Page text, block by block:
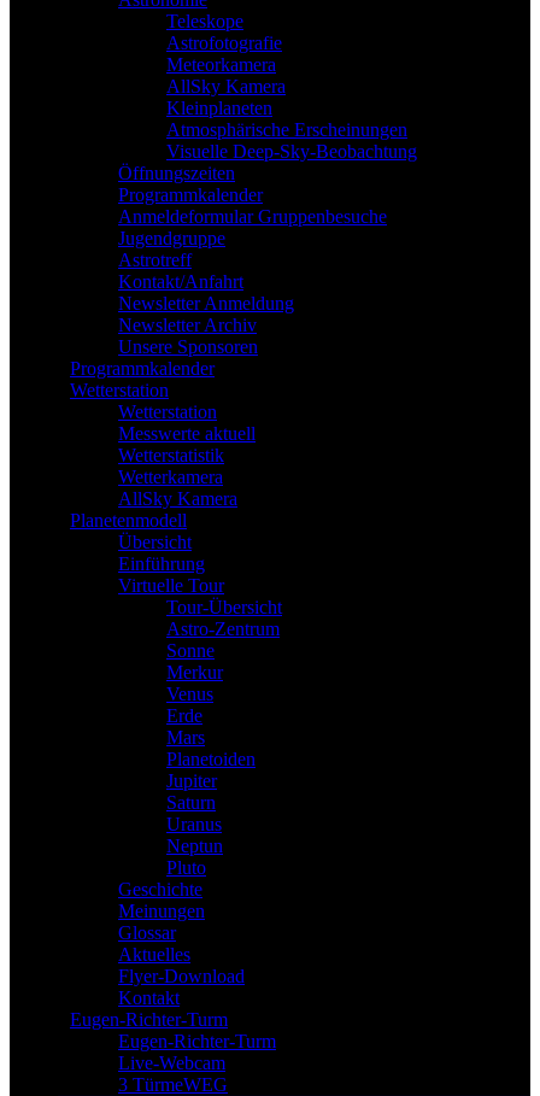
Teleskope
Astrofotografie
Meteorkamera
AllSky Kamera
Kleinplaneten
Atmosphärische Erscheinungen
Visuelle Deep-Sky-Beobachtung
Öffnungszeiten
Programmkalender
Anmeldeformular Gruppenbesuche
Jugendgruppe
Astrotreff
Kontakt/Anfahrt
Newsletter Anmeldung
Newsletter Archiv
Unsere Sponsoren
Programmkalender
Wetterstation
Wetterstation
Messwerte aktuell
Wetterstatistik
Wetterkamera
AllSky Kamera
Planetenmodell
Übersicht
Einführung
Virtuelle Tour
Tour-Übersicht
Astro-Zentrum
Sonne
Merkur
Venus
Erde
Mars
Planetoiden
Jupiter
Saturn
Uranus
Neptun
Pluto
Geschichte
Meinungen
Glossar
Aktuelles
Flyer-Download
Kontakt
Eugen-Richter-Turm
Eugen-Richter-Turm
Live-Webcam
3 TürmeWEG